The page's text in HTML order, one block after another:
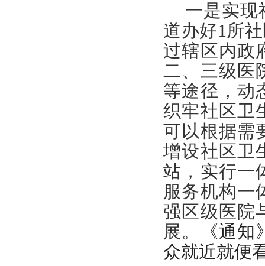
一是实现
道办好1所
过辖区内政
二、三级医
等途径，动
织牢社区卫
可以根据需
增设社区卫
站，实行一
服务机构一
强区级医院
展。
《通
众就近就便